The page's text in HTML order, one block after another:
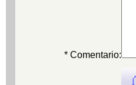
* Comentario: